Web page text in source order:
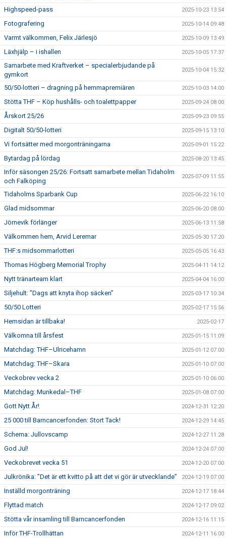
Highspeed-pass 2025-10-23 13:54
Fotografering 2025-10-14 09:48
Varmt välkommen, Felix Järlesjö 2025-10-09 13:49
Läxhjälp – i ishallen 2025-10-05 17:37
Samarbete med Kraftverket – specialerbjudande på
gymkort
2025-10-04 15:32
50/50-lotteri – dragning på hemmapremiären 2025-10-03 14:00
Stötta THF – Köp hushålls- och toalettpapper 2025-09-24 08:00
Årskort 25/26 2025-09-23 09:55
Digitalt 50/50-lotteri 2025-09-15 13:10
Vi fortsätter med morgonträningarna 2025-09-01 15:22
Bytardag på lördag 2025-08-20 13:45
Inför säsongen 25/26: Fortsatt samarbete mellan Tidaholm
och Falköping
2025-07-09 11:55
Tidaholms Sparbank Cup 2025-06-22 16:10
Glad midsommar 2025-06-20 08:00
Jörnevik förlänger 2025-06-13 11:58
Välkommen hem, Arvid Leremar 2025-05-30 17:20
THF:s midsommarlotteri 2025-05-05 16:43
Thomas Högberg Memorial Trophy 2025-04-11 14:12
Nytt tränarteam klart 2025-04-04 16:00
Siljehult: ”Dags att knyta ihop säcken” 2025-03-17 10:34
50/50 Lotteri 2025-02-17 15:56
Hemsidan är tillbaka! 2025-02-17
Välkomna till årsfest 2025-01-15 11:09
Matchdag: THF–Ulricehamn 2025-01-12 07:00
Matchdag: THF–Skara 2025-01-10 07:00
Veckobrev vecka 2 2025-01-10 06:00
Matchdag: Munkedal–THF 2025-01-08 07:00
Gott Nytt År! 2024-12-31 12:20
25 000 till Barncancerfonden: Stort Tack! 2024-12-29 14:45
Schema: Jullovscamp 2024-12-27 11:28
God Jul! 2024-12-24 07:00
Veckobrevet vecka 51 2024-12-20 07:00
Julkrönika: ”Det är ett kvitto på att det vi gör är utvecklande” 2024-12-19 07:00
Inställd morgonträning 2024-12-17 18:44
Flyttad match 2024-12-17 09:02
Stötta vår insamling till Barncancerfonden 2024-12-16 11:15
Inför THF-Trollhättan 2024-12-11 16:00